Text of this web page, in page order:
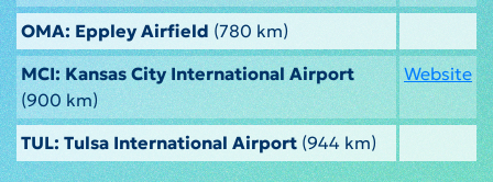
OMA: Eppley Airfield (780 km)
MCI: Kansas City International Airport
(900 km)
Website
TUL: Tulsa International Airport (944 km)